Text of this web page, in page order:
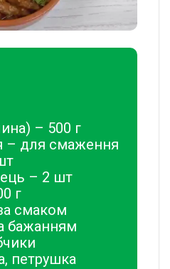
– 500 г
– для смаження
– 2 шт
г
смаком
бажанням
петрушка